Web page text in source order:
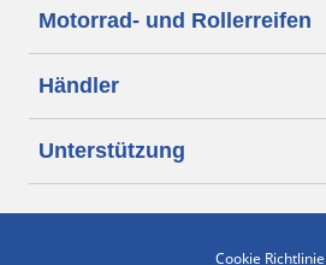
Motorrad- und Rollerreifen
Händler
Unterstützung
Cookie Richtlinie